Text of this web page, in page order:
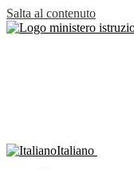
Salta al contenuto
Italiano